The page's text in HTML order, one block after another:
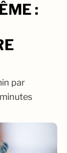
:
par